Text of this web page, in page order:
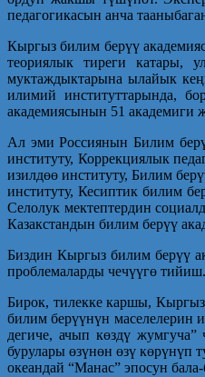
педагогикасын анча
Кыргыз билим берүү
теориялык тиреги катары,
муктаждыктарына ылайык
илимий институттарында,
академиясынын 51 академиги
Ал эми Россиянын Билим
институту, Коррекциялык
изилдөө институту, Билим
институту, Кесиптик билим
Селолук мектептердин
Казакстандын билим берүү
Биздин Кыргыз билим берүү
проблемаларды чечүүгө
Бирок, тилекке каршы, Кыргыз
билим берүүнүн маселелерин
дегиче, ачып көздү
бурулары өзүнөн өзү көрүнүп
океандай “Манас” эпосун